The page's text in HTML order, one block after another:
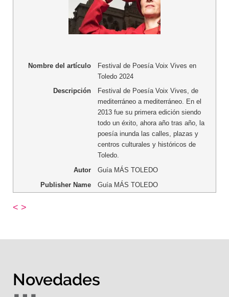
Nombre del artículo
Festival de Poesía Voix Vives en
Toledo 2024
Descripción
Festival de Poesía Voix Vives, de
mediterráneo a mediterráneo. En el
2013 fue su primera edición siendo
todo un éxito, ahora año tras año, la
poesía inunda las calles, plazas y
centros culturales y históricos de
Toledo.
Autor
Guía MÁS TOLEDO
Publisher Name
Guía MÁS TOLEDO
< >
Novedades